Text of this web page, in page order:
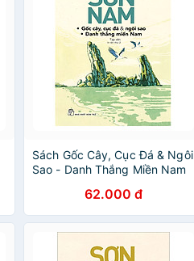
Sách Gốc Cây, Cục Đá & Ngôi
Sao - Danh Thắng Miền Nam
62.000 đ